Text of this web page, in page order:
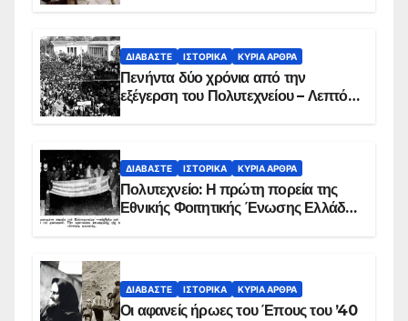
ΔΙΑΒΆΣΤΕ ΙΣΤΟΡΙΚΆ ΚΥΡΙΑ ΑΡΘΡΑ
Πενήντα δύο χρόνια από την
εξέγερση του Πολυτεχνείου – Λεπτό
ΔΙΑΒΆΣΤΕ ΙΣΤΟΡΙΚΆ ΚΥΡΙΑ ΑΡΘΡΑ
Πολυτεχνείο: Η πρώτη πορεία της
Εθνικής Φοιτητικής Ένωσης Ελλάδος
ΔΙΑΒΆΣΤΕ ΙΣΤΟΡΙΚΆ ΚΥΡΙΑ ΑΡΘΡΑ
Οι αφανείς ήρωες του Έπους του ’40